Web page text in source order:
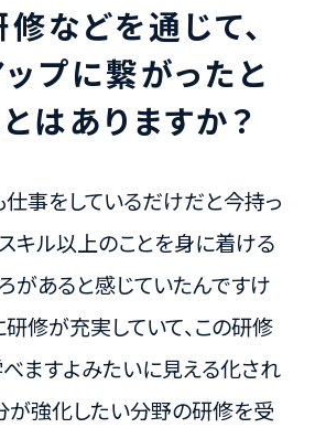
などを通じて、
プに繋がったと
はありますか？
仕事をしているだけだと今持っ
キル以上のことを身に着ける
があると感じていたんですけ
研修が充実していて、この研修
ますよみたいに見える化され
が強化したい分野の研修を受